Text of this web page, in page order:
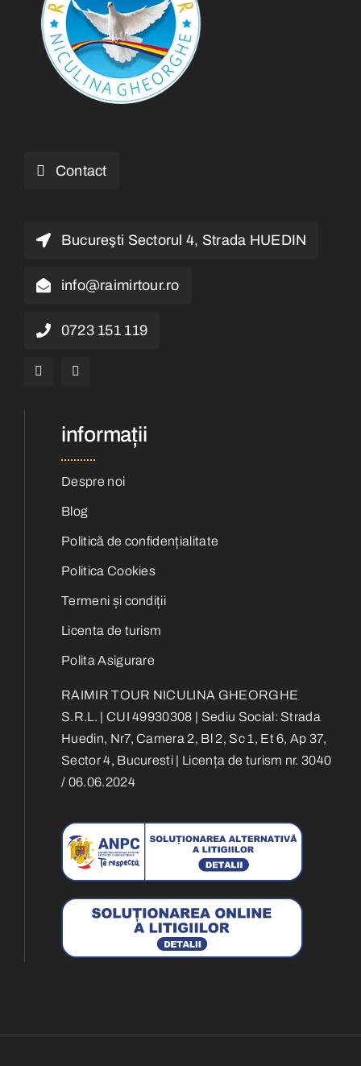
Contact
Bucureşti Sectorul 4, Strada HUEDIN
info@raimirtour.ro
0723 151 119
informații
Despre noi
Blog
Politică de confidențialitate
Politica Cookies
Termeni și condiții
Licenta de turism
Polita Asigurare
RAIMIR TOUR NICULINA GHEORGHE
S.R.L. | CUI 49930308 | Sediu Social: Strada
Huedin, Nr7, Camera 2, Bl 2, Sc 1, Et 6, Ap 37,
Sector 4, Bucuresti | Licența de turism nr. 3040
/ 06.06.2024